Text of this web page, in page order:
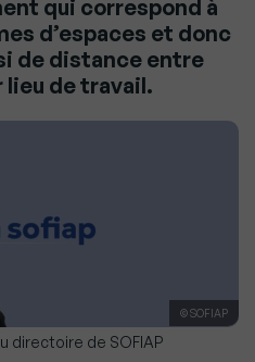
qui correspond à
d’espaces et donc
de distance entre
lieu de travail.
© SOFIAP
directoire de SOFIAP